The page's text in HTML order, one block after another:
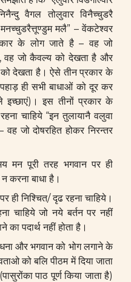
वैगल तोलुवार विनैच्चुडरै
मलै” – वेंकटेश्वर
के लोग जाते है – वह जो
वह जो कैवल्य को देखता है और
देखता है। ऐसे तीन प्रकार के
ही सभी बाधाओं को दूर कर
इच्छाएं)। इस तीनों प्रकार के
चाहिये “इन तुलायानै वलुवा
जो दोषरहित होकर निरन्तर
मन पूरी तरह भगवान पर ही
करना बाधा है।
ही निश्चित/ दृढ रहना चाहिये।
चाहिये जो नये बर्तन पर नहीं
पदार्थ नहीं होता है।
और भगवान को भोग लगाने के
को बलि पीठम में दिया जाता
पाठ पूर्ण किया जाता है)